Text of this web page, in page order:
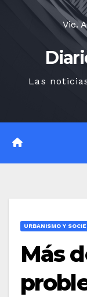
Vie.
Las
URBANISMO Y
Más